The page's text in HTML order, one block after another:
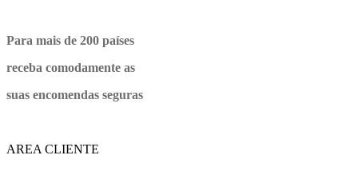
Para mais de 200 países
receba comodamente as
suas encomendas seguras
AREA CLIENTE